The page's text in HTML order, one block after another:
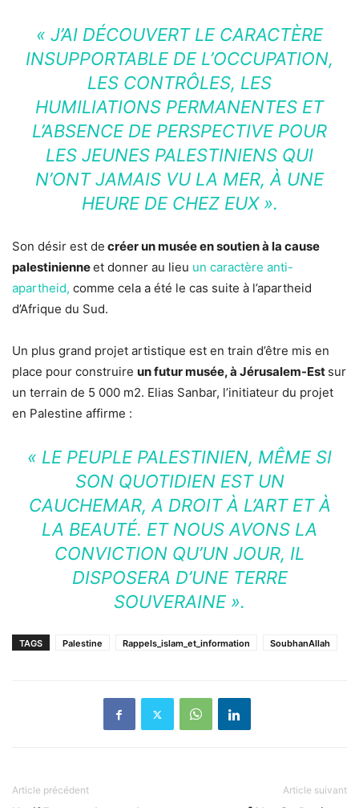
« J’AI DÉCOUVERT LE CARACTÈRE
INSUPPORTABLE DE L’OCCUPATION,
LES CONTRÔLES, LES
HUMILIATIONS PERMANENTES ET
L’ABSENCE DE PERSPECTIVE POUR
LES JEUNES PALESTINIENS QUI
N’ONT JAMAIS VU LA MER, À UNE
HEURE DE CHEZ EUX ».
Son désir est de créer un musée en soutien à la cause
palestinienneet donner au lieu un caractère anti-
apartheid, comme cela a été le cas suite à l’apartheid
d’Afrique du Sud.
Un plus grand projet artistique est en train d’être mis en
place pour construire un futur musée, à Jérusalem-Est sur
un terrain de 5 000 m2. Elias Sanbar, l’initiateur du projet
en Palestine affirme :
« LE PEUPLE PALESTINIEN, MÊME SI
SON QUOTIDIEN EST UN
CAUCHEMAR, A DROIT À L’ART ET À
LA BEAUTÉ. ET NOUS AVONS LA
CONVICTION QU’UN JOUR, IL
DISPOSERA D’UNE TERRE
SOUVERAINE ».
TAGS Palestine Rappels_islam_et_information SoubhanAllah
Article précédent Article suivant